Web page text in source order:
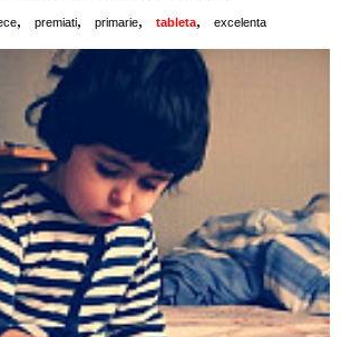
, premiati, primarie, tableta, excelenta